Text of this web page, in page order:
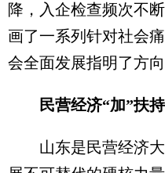
降，入企检查频次不
画了一系列针对社会
会全面发展指明了方向
民营经济“加”扶持
山东是民营经济大